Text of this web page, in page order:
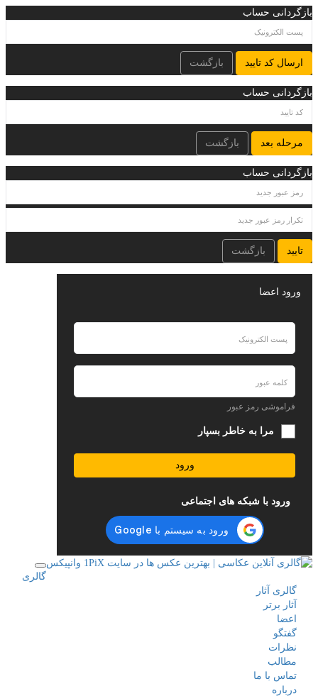
بازگردانی حساب
ارسال کد تایید بازگشت
بازگردانی حساب
مرحله بعد بازگشت
بازگردانی حساب
تایید بازگشت
ورود اعضا
فراموشی رمز عبور
مرا به خاطر بسپار
ورود
ورود با شبکه های اجتماعی
گالری
گالری آثار
آثار برتر
اعضا
گفتگو
نظرات
مطالب
تماس با ما
درباره